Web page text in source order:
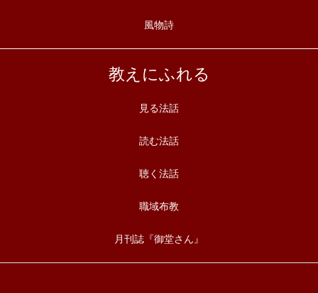
風物詩
教えにふれる
見る法話
読む法話
聴く法話
職域布教
月刊誌『御堂さん』